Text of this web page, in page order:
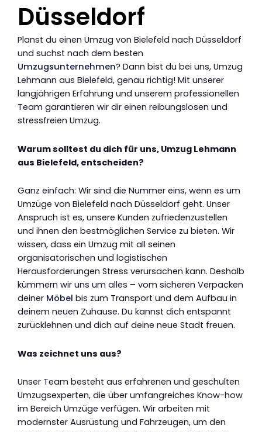
Düsseldorf
Planst du einen Umzug von Bielefeld nach Düsseldorf
und suchst nach dem besten
Umzugsunternehmen? Dann bist du bei uns, Umzug
Lehmann aus Bielefeld, genau richtig! Mit unserer
langjährigen Erfahrung und unserem professionellen
Team garantieren wir dir einen reibungslosen und
stressfreien Umzug.
Warum solltest du dich für uns, Umzug Lehmann
aus Bielefeld, entscheiden?
Ganz einfach: Wir sind die Nummer eins, wenn es um
Umzüge von Bielefeld nach Düsseldorf geht. Unser
Anspruch ist es, unsere Kunden zufriedenzustellen
und ihnen den bestmöglichen Service zu bieten. Wir
wissen, dass ein Umzug mit all seinen
organisatorischen und logistischen
Herausforderungen Stress verursachen kann. Deshalb
kümmern wir uns um alles – vom sicheren Verpacken
deiner Möbel bis zum Transport und dem Aufbau in
deinem neuen Zuhause. Du kannst dich entspannt
zurücklehnen und dich auf deine neue Stadt freuen.
Was zeichnet uns aus?
Unser Team besteht aus erfahrenen und geschulten
Umzugsexperten, die über umfangreiches Know-how
im Bereich Umzüge verfügen. Wir arbeiten mit
modernster Ausrüstung und Fahrzeugen, um den